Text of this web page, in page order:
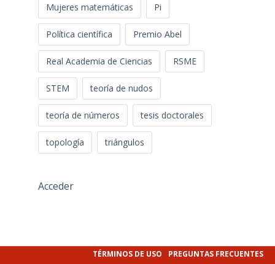
Mujeres matemáticas Pi
Política científica Premio Abel
Real Academia de Ciencias RSME
STEM teoría de nudos
teoría de números tesis doctorales
topología triángulos
Acceder
TÉRMINOS DE USO PREGUNTAS FRECUENTES